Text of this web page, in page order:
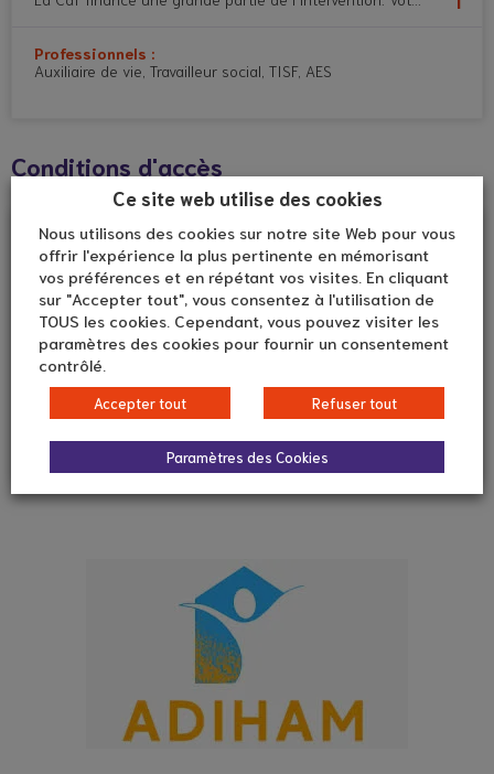
Professionnels :
Auxiliaire de vie, Travailleur social, TISF, AES
Conditions d'accès
Affection du proche aidé
Situation de handicap (6)
Âge du proche aidé
De 0 à 20 ans
Secteur géographique du service
Métropole de Lyon (et Rhône)
Ce site web utilise des cookies
Nous utilisons des cookies sur notre site Web pour vous
offrir l'expérience la plus pertinente en mémorisant
vos préférences et en répétant vos visites. En cliquant
sur "Accepter tout", vous consentez à l'utilisation de
TOUS les cookies. Cependant, vous pouvez visiter les
paramètres des cookies pour fournir un consentement
contrôlé.
Accepter tout Refuser tout
Paramètres des Cookies